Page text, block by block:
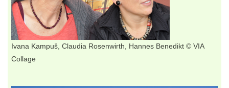
Ivana Kampuš, Claudia Rosenwirth, Hannes Benedikt © VIA
Collage